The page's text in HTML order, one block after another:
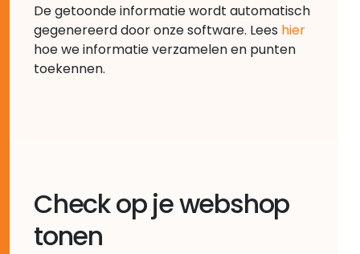
De getoonde informatie wordt automatisch
gegenereerd door onze software. Lees hier
hoe we informatie verzamelen en punten
toekennen.
Check op je webshop
tonen